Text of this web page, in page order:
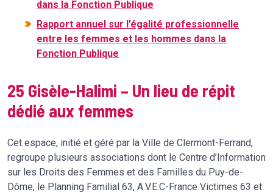
dans la Fonction Publique
Rapport annuel sur l’égalité professionnelle
entre les femmes et les hommes dans la
Fonction Publique
25 Gisèle-Halimi – Un lieu de répit
dédié aux femmes
Cet espace, initié et géré par la Ville de Clermont-Ferrand,
regroupe plusieurs associations dont le Centre d’Information
sur les Droits des Femmes et des Familles du Puy-de-
Dôme, le Planning Familial 63, A.V.E.C-France Victimes 63 et